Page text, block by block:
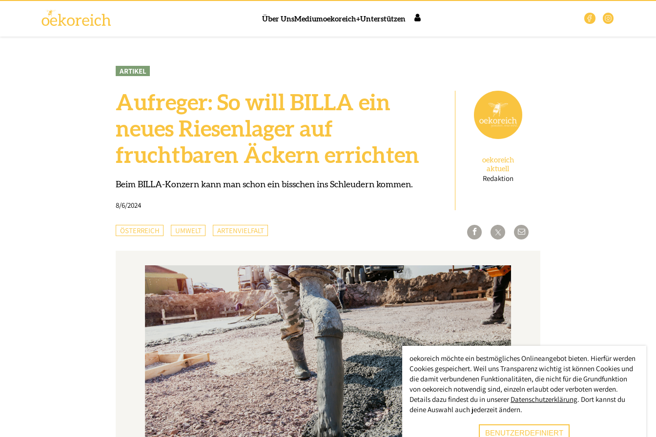
Über UnsMediumoekoreich+Unterstützen
ARTIKEL
Aufreger: So will BILLA ein
neues Riesenlager auf
fruchtbaren Äckern errichten
Beim BILLA-Konzern kann man schon ein bisschen ins Schleudern kommen.
8/6/2024
oekoreich
aktuell
Redaktion
ÖSTERREICH UMWELT ARTENVIELFALT
oekoreich möchte ein bestmögliches Onlineangebot bieten. Hierfür werden
Cookies gespeichert. Weil uns Transparenz wichtig ist können Cookies und
die damit verbundenen Funktionalitäten, die nicht für die Grundfunktion
von oekoreich notwendig sind, einzeln erlaubt oder verboten werden.
Details dazu findest du in unserer Datenschutzerklärung. Dort kannst du
deine Auswahl auch jederzeit ändern.
BENUTZERDEFINIERT